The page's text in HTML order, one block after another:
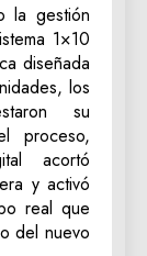
la gestión
1×10
diseñada
los
su
proceso,
acortó
y activó
real que
del nuevo